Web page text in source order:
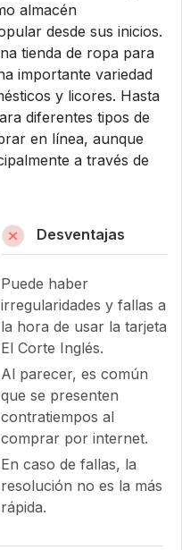
almacén
desde sus inicios.
tienda de ropa para
importante variedad
y licores. Hasta
diferentes tipos de
en línea, aunque
a través de
Desventajas
Puede haber
irregularidades y fallas a
la hora de usar la tarjeta
El Corte Inglés.
Al parecer, es común
que se presenten
contratiempos al
comprar por internet.
En caso de fallas, la
resolución no es la más
rápida.